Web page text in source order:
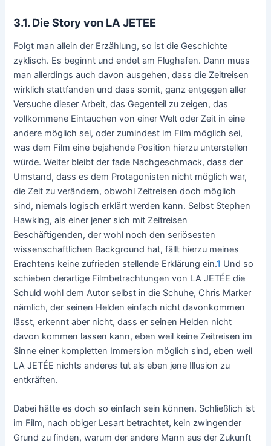
3.1. Die Story von LA JETEE
Folgt man allein der Erzählung, so ist die Geschichte
zyklisch. Es beginnt und endet am Flughafen. Dann muss
man allerdings auch davon ausgehen, dass die Zeitreisen
wirklich stattfanden und dass somit, ganz entgegen aller
Versuche dieser Arbeit, das Gegenteil zu zeigen, das
vollkommene Eintauchen von einer Welt oder Zeit in eine
andere möglich sei, oder zumindest im Film möglich sei,
was dem Film eine bejahende Position hierzu unterstellen
würde. Weiter bleibt der fade Nachgeschmack, dass der
Umstand, dass es dem Protagonisten nicht möglich war,
die Zeit zu verändern, obwohl Zeitreisen doch möglich
sind, niemals logisch erklärt werden kann. Selbst Stephen
Hawking, als einer jener sich mit Zeitreisen
Beschäftigenden, der wohl noch den seriösesten
wissenschaftlichen Background hat, fällt hierzu meines
Erachtens keine zufrieden stellende Erklärung ein.1 Und so
schieben derartige Filmbetrachtungen von LA JETÉE die
Schuld wohl dem Autor selbst in die Schuhe, Chris Marker
nämlich, der seinen Helden einfach nicht davonkommen
lässt, erkennt aber nicht, dass er seinen Helden nicht
davon kommen lassen kann, eben weil keine Zeitreisen im
Sinne einer kompletten Immersion möglich sind, eben weil
LA JETÉE nichts anderes tut als eben jene Illusion zu
entkräften.
Dabei hätte es doch so einfach sein können. Schließlich ist
im Film, nach obiger Lesart betrachtet, kein zwingender
Grund zu finden, warum der andere Mann aus der Zukunft